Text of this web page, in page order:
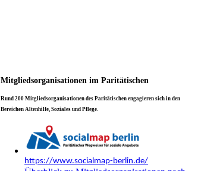
Mitgliedsorganisationen im Paritätischen
Rund 200 Mitgliedsorganisationen des Paritätischen engagieren sich in den
Bereichen Altenhilfe, Soziales und Pflege.
https://www.socialmap-berlin.de/